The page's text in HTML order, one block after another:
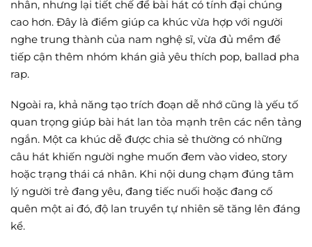
nhân, nhưng lại tiết chế để bài hát có tính đại chúng
cao hơn. Đây là điểm giúp ca khúc vừa hợp với người
nghe trung thành của nam nghệ sĩ, vừa đủ mềm để
tiếp cận thêm nhóm khán giả yêu thích pop, ballad pha
rap.
Ngoài ra, khả năng tạo trích đoạn dễ nhớ cũng là yếu tố
quan trọng giúp bài hát lan tỏa mạnh trên các nền tảng
ngắn. Một ca khúc dễ được chia sẻ thường có những
câu hát khiến người nghe muốn đem vào video, story
hoặc trạng thái cá nhân. Khi nội dung chạm đúng tâm
lý người trẻ đang yêu, đang tiếc nuối hoặc đang cố
quên một ai đó, độ lan truyền tự nhiên sẽ tăng lên đáng
kể.